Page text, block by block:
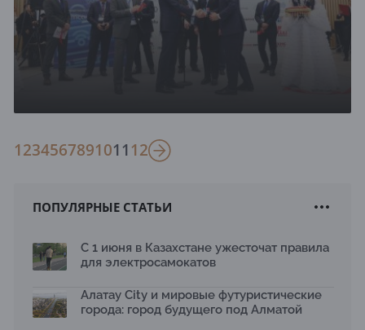
123456789101112
ПОПУЛЯРНЫЕ СТАТЬИ
С 1 июня в Казахстане ужесточат правила
для электросамокатов
Алатау City и мировые футуристические
города: город будущего под Алматой